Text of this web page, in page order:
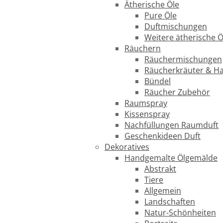
Ätherische Öle
Pure Öle
Duftmischungen
Weitere ätherische
Räuchern
Räuchermischungen
Räucherkräuter &
Bündel
Räucher Zubehör
Raumspray
Kissenspray
Nachfüllungen Raumduft
Geschenkideen Duft
Dekoratives
Handgemalte Ölgemälde
Abstrakt
Tiere
Allgemein
Landschaften
Natur-Schönheiten